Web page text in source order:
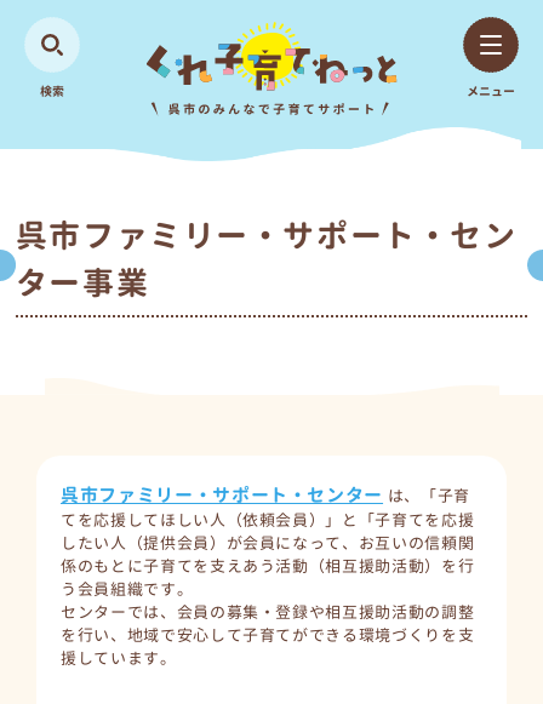
検索 メニュー
呉市ファミリー・サポート・セン
ター事業
呉市ファミリー・サポート・センター は、「子育
てを応援してほしい人（依頼会員）」と「子育てを応援
したい人（提供会員）が会員になって、お互いの信頼関
係のもとに子育てを支えあう活動（相互援助活動）を行
う会員組織です。
センターでは、会員の募集・登録や相互援助活動の調整
を行い、地域で安心して子育てができる環境づくりを支
援しています。